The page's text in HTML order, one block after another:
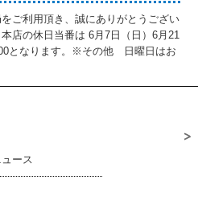
ご利用頂き、誠にありがとうござい
の休日当番は 6月7日（日）6月21
となります。※その他 日曜日はお
ース